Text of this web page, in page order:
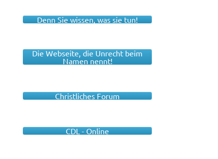
Denn Sie wissen, was sie tun!
Die Webseite, die Unrecht beim
Namen nennt!
Christliches Forum
CDL - Online